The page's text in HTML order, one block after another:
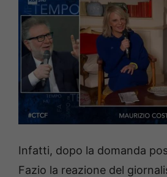
Infatti, dopo la domanda
Fazio la reazione del